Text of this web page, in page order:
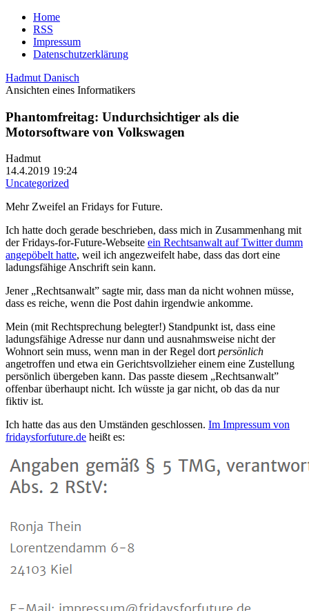
Home
RSS
Impressum
Datenschutzerklärung
Hadmut Danisch
Ansichten eines Informatikers
Phantomfreitag: Undurchsichtiger als die
Motorsoftware von Volkswagen
Hadmut
14.4.2019 19:24
Uncategorized
Mehr Zweifel an Fridays for Future.
Ich hatte doch gerade beschrieben, dass mich in Zusammenhang mit
der Fridays-for-Future-Webseite ein Rechtsanwalt auf Twitter dumm
angepöbelt hatte, weil ich angezweifelt habe, dass das dort eine
ladungsfähige Anschrift sein kann.
Jener „Rechtsanwalt” sagte mir, dass man da nicht wohnen müsse,
dass es reiche, wenn die Post dahin irgendwie ankomme.
Mein (mit Rechtsprechung belegter!) Standpunkt ist, dass eine
ladungsfähige Adresse nur dann und ausnahmsweise nicht der
Wohnort sein muss, wenn man in der Regel dortpersönlich
angetroffen und etwa ein Gerichtsvollzieher einem eine Zustellung
persönlich übergeben kann. Das passte diesem „Rechtsanwalt”
offenbar überhaupt nicht. Ich wüsste ja gar nicht, ob das da nur
fiktiv ist.
Ich hatte das aus den Umständen geschlossen. Im Impressum von
fridaysforfuture.de heißt es: